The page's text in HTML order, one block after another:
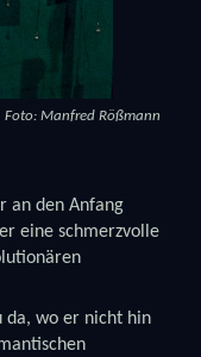
Foto: Manfred Rößmann
an den Anfang
eine schmerzvolle
da, wo er nicht hin